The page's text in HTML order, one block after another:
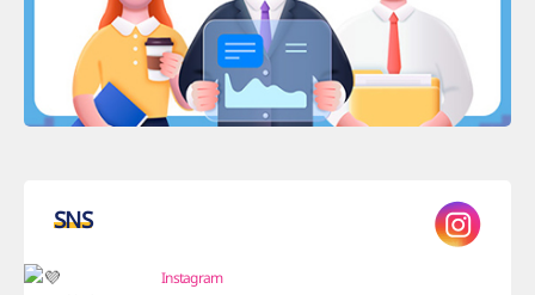
SNS
Instagram